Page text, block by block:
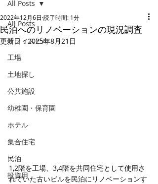
All Posts
オフィスビル
工場
土地探し
公共施設
幼稚園・保育園
ホテル
集合住宅
民泊
投資用
All Posts
民泊へのリノベーションの現況調査
2022年12月6日 読了時間: 1分
更新日：2025年8月21日
1,2階を工場、3,4階を共同住宅として使用さ
れていた古いビルを民泊にリノベーションす